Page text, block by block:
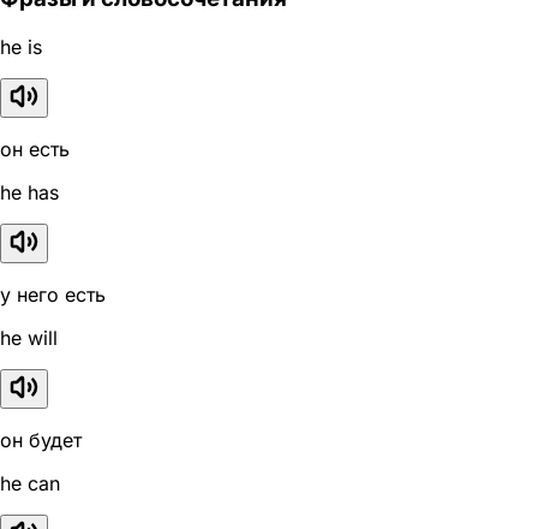
he is
он есть
he has
у него есть
he will
он будет
he can